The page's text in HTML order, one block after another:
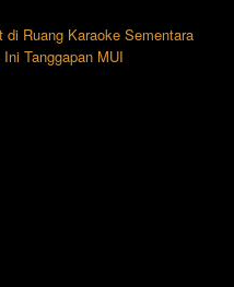
di Ruang Karaoke Sementara
Tanggapan MUI